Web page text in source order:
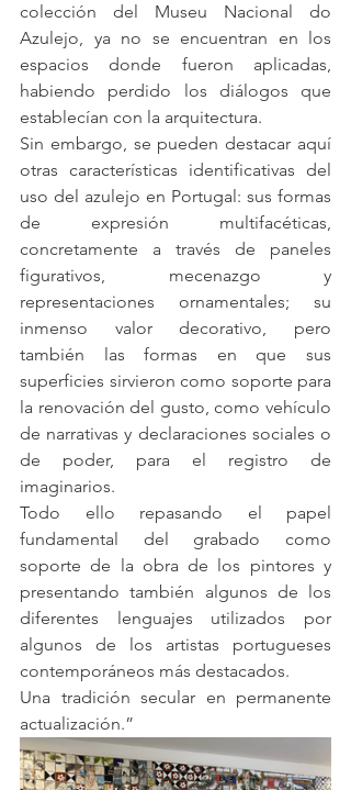
colección del Museu Nacional do
Azulejo, ya no se encuentran en los
espacios donde fueron aplicadas,
habiendo perdido los diálogos que
establecían con la arquitectura.
Sin embargo, se pueden destacar aquí
otras características identificativas del
uso del azulejo en Portugal: sus formas
de expresión multifacéticas,
concretamente a través de paneles
figurativos, mecenazgo y
representaciones ornamentales; su
inmenso valor decorativo, pero
también las formas en que sus
superficies sirvieron como soporte para
la renovación del gusto, como vehículo
de narrativas y declaraciones sociales o
de poder, para el registro de
imaginarios.
Todo ello repasando el papel
fundamental del grabado como
soporte de la obra de los pintores y
presentando también algunos de los
diferentes lenguajes utilizados por
algunos de los artistas portugueses
contemporáneos más destacados.
Una tradición secular en permanente
actualización.”